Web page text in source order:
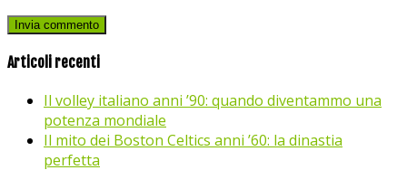
Articoli recenti
Il volley italiano anni ’90: quando diventammo una
potenza mondiale
Il mito dei Boston Celtics anni ’60: la dinastia
perfetta